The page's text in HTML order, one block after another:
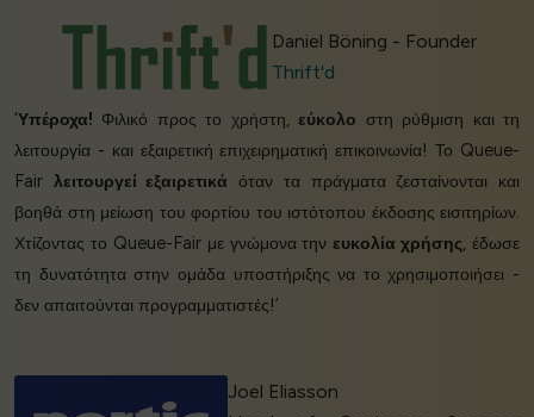
Daniel Böning - Founder
Thrift'd
‘Υπέροχα! Φιλικό προς το χρήστη,εύκολο στη ρύθμιση και τη
λειτουργία - και εξαιρετική επιχειρηματική επικοινωνία! Το Queue-
Fair λειτουργεί εξαιρετικά όταν τα πράγματα ζεσταίνονται και
βοηθά στη μείωση του φορτίου του ιστότοπου έκδοσης εισιτηρίων.
Χτίζοντας το Queue-Fair με γνώμονα τηνευκολία χρήσης, έδωσε
τη δυνατότητα στην ομάδα υποστήριξης να το χρησιμοποιήσει -
δεν απαιτούνται προγραμματιστές!’
Joel Eliasson